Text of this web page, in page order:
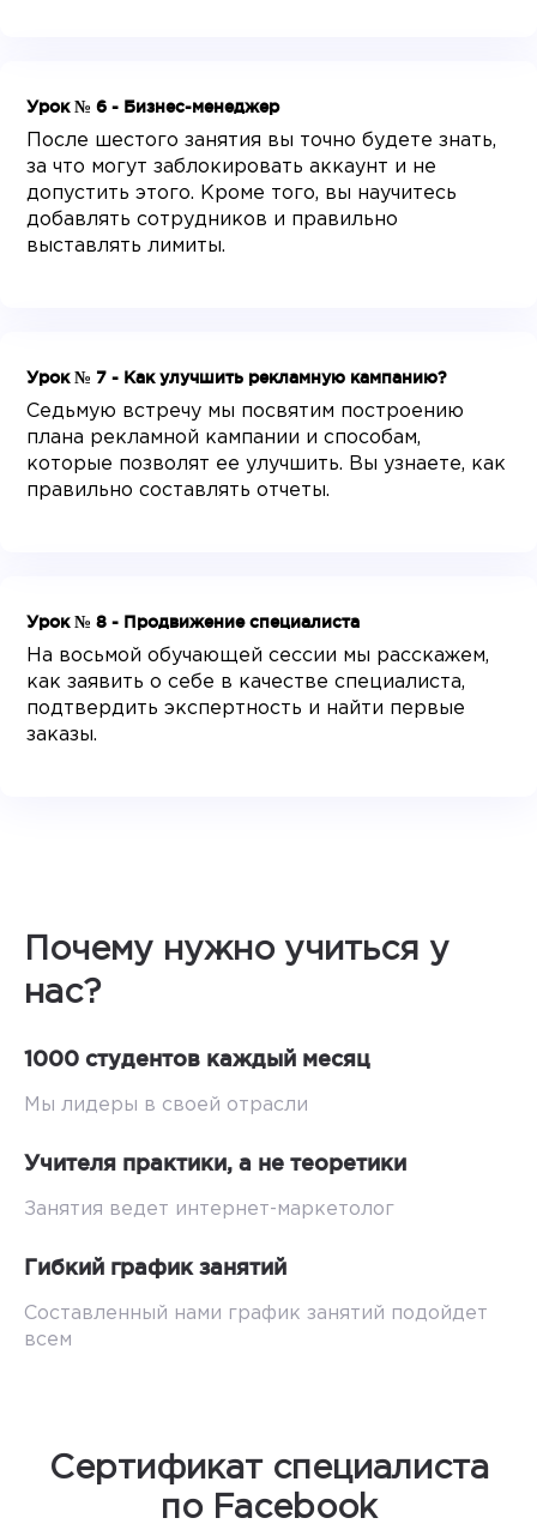
Урок № 6 - Бизнес-менеджер
После шестого занятия вы точно будете знать,
за что могут заблокировать аккаунт и не
допустить этого. Кроме того, вы научитесь
добавлять сотрудников и правильно
выставлять лимиты.
Урок № 7 - Как улучшить рекламную кампанию?
Седьмую встречу мы посвятим построению
плана рекламной кампании и способам,
которые позволят ее улучшить. Вы узнаете, как
правильно составлять отчеты.
Урок № 8 - Продвижение специалиста
На восьмой обучающей сессии мы расскажем,
как заявить о себе в качестве специалиста,
подтвердить экспертность и найти первые
заказы.
Почему нужно учиться у
нас?
1000 студентов каждый месяц
Мы лидеры в своей отрасли
Учителя практики, а не теоретики
Занятия ведет интернет-маркетолог
Гибкий график занятий
Составленный нами график занятий подойдет
всем
Сертификат специалиста
по Facebook